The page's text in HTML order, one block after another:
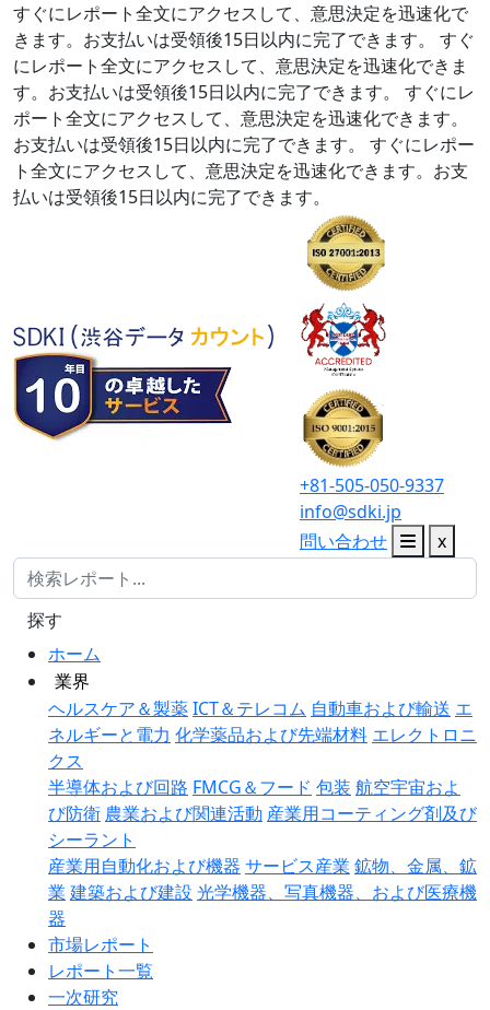
すぐにレポート全文にアクセスして、意思決定を迅速化で
きます。お支払いは受領後15日以内に完了できます。
すぐ
にレポート全文にアクセスして、意思決定を迅速化できま
す。お支払いは受領後15日以内に完了できます。
すぐにレ
ポート全文にアクセスして、意思決定を迅速化できます。
お支払いは受領後15日以内に完了できます。
すぐにレポー
ト全文にアクセスして、意思決定を迅速化できます。お支
払いは受領後15日以内に完了できます。
+81-505-050-9337
info@sdki.jp
問い合わせ
x
ホーム
業界
ヘルスケア＆製薬ICT＆テレコム 自動車および輸送 エ
ネルギーと電力 化学薬品および先端材料 エレクトロニ
クス
半導体および回路 FMCG＆フード 包装 航空宇宙およ
び防衛 農業および関連活動 産業用コーティング剤及び
シーラント
産業用自動化および機器 サービス産業 鉱物、金属、鉱
業 建築および建設 光学機器、写真機器、および医療機
器
市場レポート
レポート一覧
一次研究
探す